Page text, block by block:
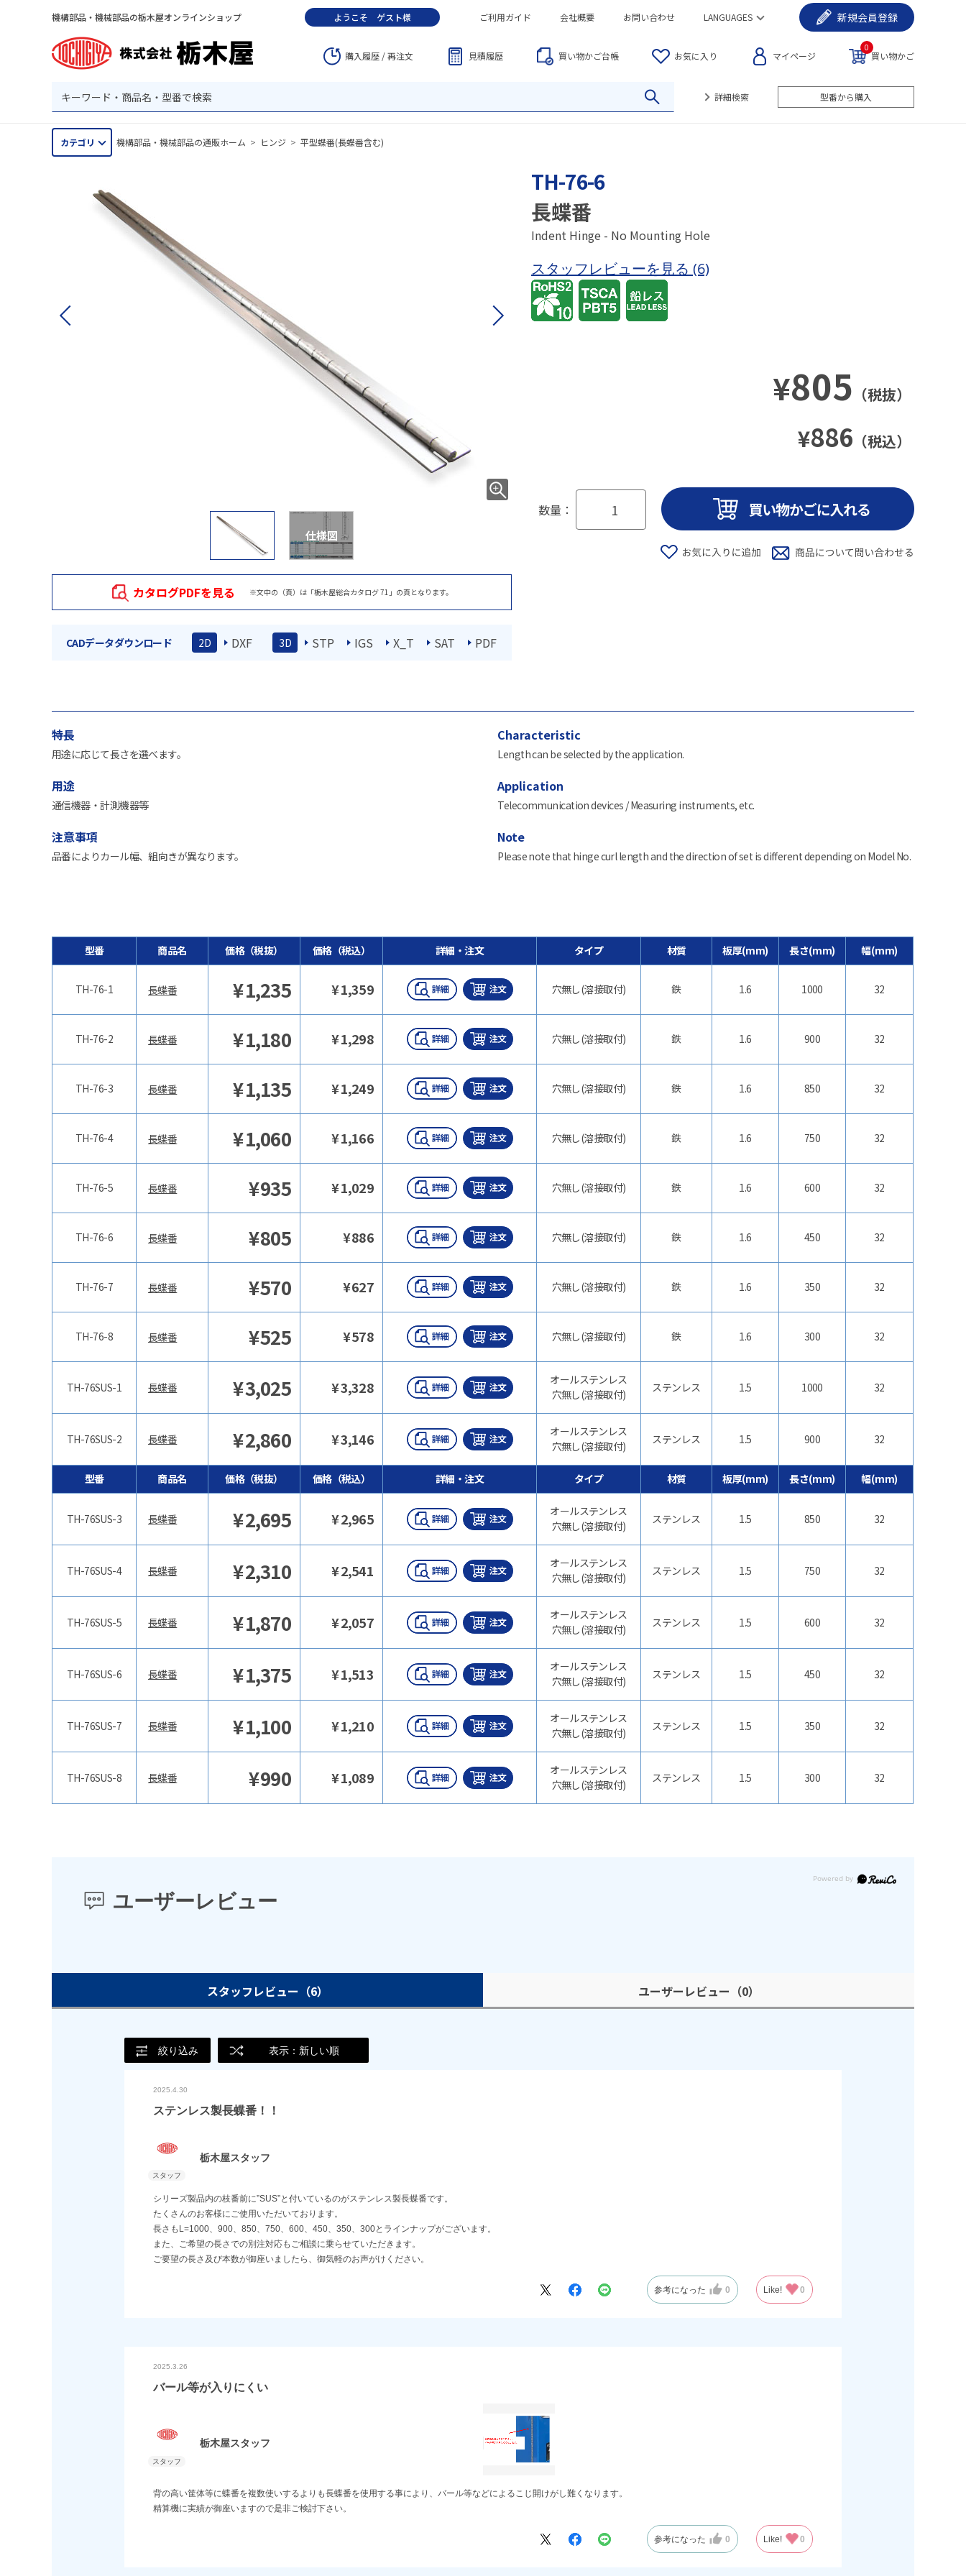
機構部品・機械部品の栃木屋オンラインショップ ようこそ ゲスト様 ご利用ガイド 会社概要 お問い合わせ LANGUAGES 新規会員登録
購入履歴 / 再注文 見積履歴 買い物かご台帳 お気に入り マイページ 買い物かご
0
詳細検索 型番から購入
カテゴリ 機構部品・機械部品の通販ホーム > ヒンジ > 平型蝶番(長蝶番含む)
仕様図
カタログPDFを見る ※文中の（頁）は「栃木屋総合カタログ 71」の頁となります。
CADデータダウンロード 2D DXF 3D STP IGS X_T SAT PDF
TH-76-6
長蝶番
Indent Hinge - No Mounting Hole
スタッフレビューを見る (6)
¥805 （税抜）
¥886 （税込）
数量：
特長
用途に応じて長さを選べます。
Characteristic
Length can be selected by the application.
用途
通信機器・計測機器等
Application
Telecommunication devices / Measuring instruments, etc.
注意事項
品番によりカール幅、組向きが異なります。
Note
Please note that hinge curl length and the direction of set is different depending on Model No.
型番 商品名 価格（税抜） 価格（税込） 詳細・注文
TH-76-1 長蝶番 ¥1,235 ¥1,359
TH-76-2 長蝶番 ¥1,180 ¥1,298
TH-76-3 長蝶番 ¥1,135 ¥1,249
TH-76-4 長蝶番 ¥1,060 ¥1,166
TH-76-5 長蝶番 ¥935 ¥1,029
TH-76-6 長蝶番 ¥805 ¥886
TH-76-7 長蝶番 ¥570 ¥627
TH-76-8 長蝶番 ¥525 ¥578
TH-76SUS-1 長蝶番 ¥3,025 ¥3,328
TH-76SUS-2 長蝶番 ¥2,860 ¥3,146
型番 商品名 価格（税抜） 価格（税込） 詳細・注文
TH-76SUS-3 長蝶番 ¥2,695 ¥2,965
TH-76SUS-4 長蝶番 ¥2,310 ¥2,541
TH-76SUS-5 長蝶番 ¥1,870 ¥2,057
TH-76SUS-6 長蝶番 ¥1,375 ¥1,513
TH-76SUS-7 長蝶番 ¥1,100 ¥1,210
TH-76SUS-8 長蝶番 ¥990 ¥1,089
タイプ 材質 板厚(mm) 長さ(mm) 幅(mm)
穴無し(溶接取付) 鉄 1.6 1000 32
穴無し(溶接取付) 鉄 1.6 900 32
穴無し(溶接取付) 鉄 1.6 850 32
穴無し(溶接取付) 鉄 1.6 750 32
穴無し(溶接取付) 鉄 1.6 600 32
穴無し(溶接取付) 鉄 1.6 450 32
穴無し(溶接取付) 鉄 1.6 350 32
穴無し(溶接取付) 鉄 1.6 300 32
オールステンレス
穴無し(溶接取付)
ステンレス 1.5 1000 32
オールステンレス
穴無し(溶接取付)
ステンレス 1.5 900 32
タイプ 材質 板厚(mm) 長さ(mm) 幅(mm)
オールステンレス
穴無し(溶接取付)
ステンレス 1.5 850 32
オールステンレス
穴無し(溶接取付)
ステンレス 1.5 750 32
オールステンレス
穴無し(溶接取付)
ステンレス 1.5 600 32
オールステンレス
穴無し(溶接取付)
ステンレス 1.5 450 32
オールステンレス
穴無し(溶接取付)
ステンレス 1.5 350 32
オールステンレス
穴無し(溶接取付)
ステンレス 1.5 300 32
ユーザーレビュー
スタッフレビュー （6） ユーザーレビュー （0）
絞り込み 表示：新しい順
2025.4.30
ステンレス製長蝶番！！
栃木屋スタッフ
シリーズ製品内の枝番前に”SUS”と付いているのがステンレス製長蝶番です。
たくさんのお客様にご使用いただいております。
長さもL=1000、900、850、750、600、450、350、300とラインナップがございます。
また、ご希望の長さでの別注対応もご相談に乗らせていただきます。
ご要望の長さ及び本数が御座いましたら、御気軽のお声がけください。
参考になった 0 Like! 0
2025.3.26
バール等が入りにくい
栃木屋スタッフ
背の高い筐体等に蝶番を複数使いするよりも長蝶番を使用する事により、バール等などによるこじ開けがし難くなります。
精算機に実績が御座いますので是非ご検討下さい。
参考になった 0 Like! 0